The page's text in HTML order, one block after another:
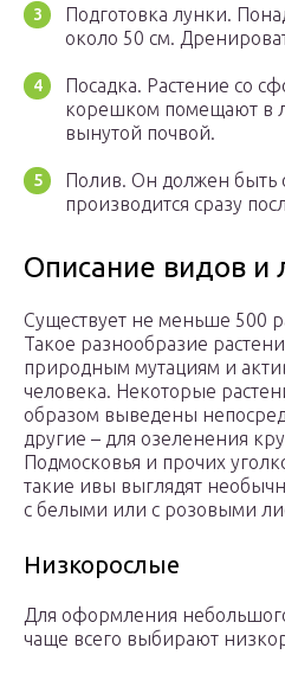
Подготовка лунки.
около 50 см.
Посадка. Растение со
корешком помещают в
вынутой почвой.
Полив. Он должен быть
производится сразу
Описание видов и
Существует не меньше 500
Такое разнообразие
природным мутациям и
человека. Некоторые
образом выведены
другие – для озеленения
Подмосковья и прочих
такие ивы выглядят
с белыми или с розовыми
Низкорослые
Для оформления
чаще всего выбирают